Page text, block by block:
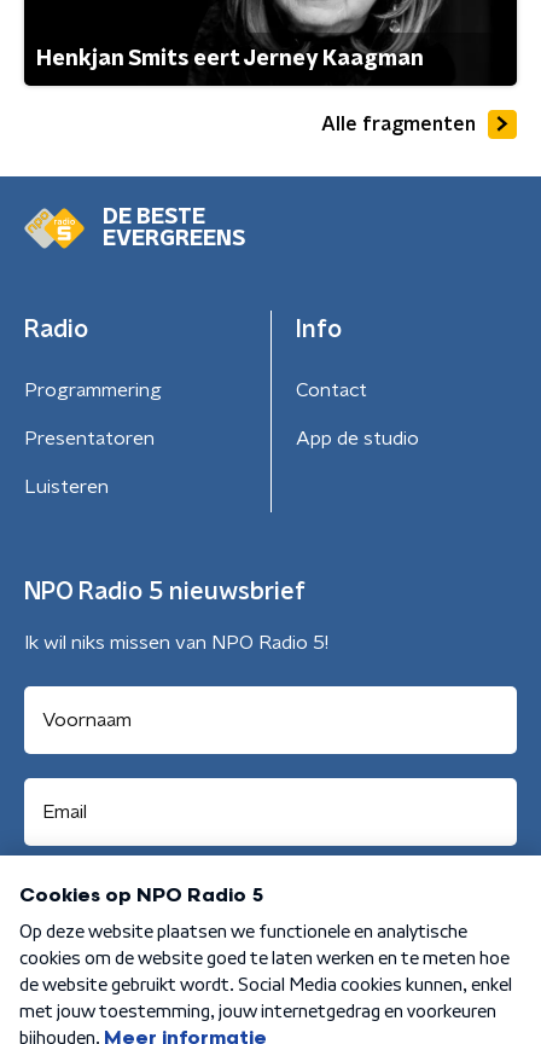
Henkjan Smits eert Jerney Kaagman
Alle fragmenten
DE BESTE
EVERGREENS
Radio
Programmering
Presentatoren
Luisteren
Info
Contact
App de studio
NPO Radio 5 nieuwsbrief
Ik wil niks missen van NPO Radio 5!
Aanmelden
Algemene voorwaarden Privacybeleid